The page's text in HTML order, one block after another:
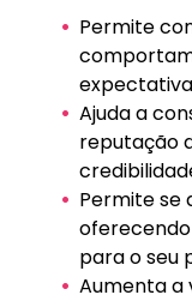
Permite
Ajuda a
reputação
Permite se
oferecendo
para o seu
Aumenta a